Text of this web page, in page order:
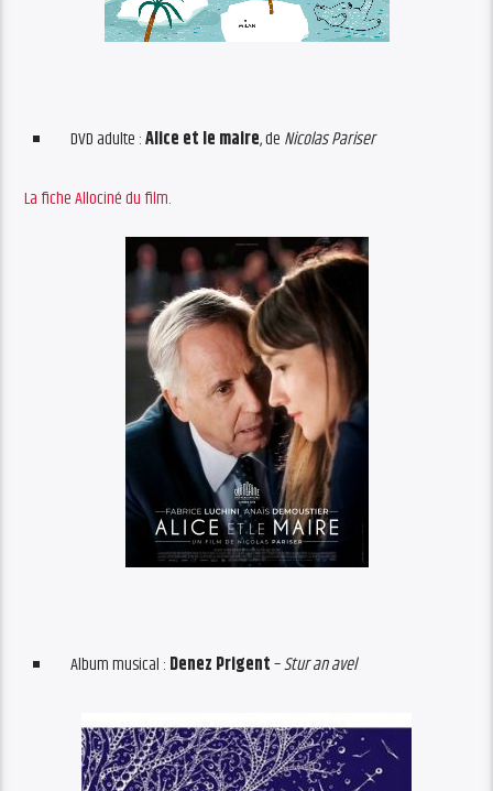
DVD adulte :Alice et le maire, de Nicolas Pariser
La fiche Allociné du film.
Album musical : Denez Prigent–Stur an avel